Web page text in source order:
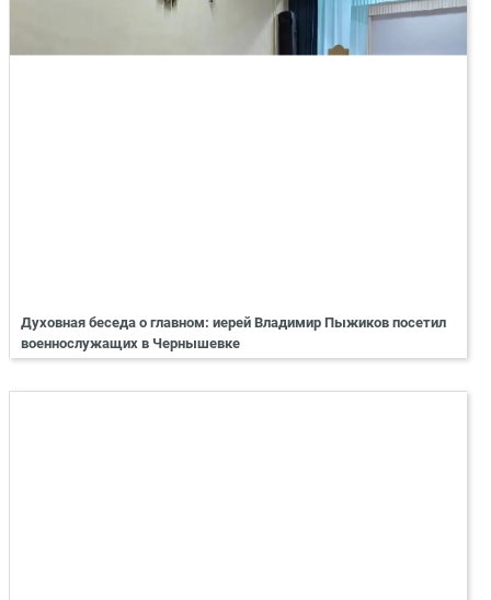
Духовная беседа о главном: иерей Владимир Пыжиков посетил
военнослужащих в Чернышевке